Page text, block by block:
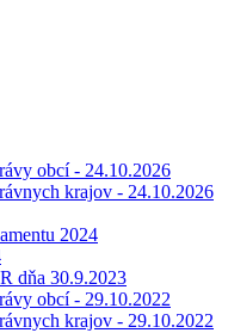
obcí - 24.10.2026
krajov - 24.10.2026
2024
dňa 30.9.2023
obcí - 29.10.2022
krajov - 29.10.2022